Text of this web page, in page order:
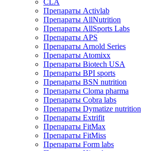
Препараты Activlab
Препараты AllNutrition
Препараты AllSports Labs
Препараты APS
Препараты Arnold Series
Препараты Atomixx
Препараты Biotech USA
Препараты BPI sports
Препараты BSN nutrition
Препараты Cloma pharma
Препараты Cobra labs
Препараты Dymatize nutrition
Препараты Extrifit
Препараты FitMax
Препараты FitMiss
Препараты Form labs